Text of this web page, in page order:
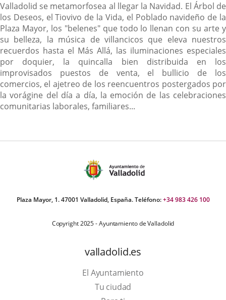
Valladolid se metamorfosea al llegar la Navidad. El Árbol de
los Deseos, el Tiovivo de la Vida, el Poblado navideño de la
Plaza Mayor, los "belenes" que todo lo llenan con su arte y
su belleza, la música de villancicos que eleva nuestros
recuerdos hasta el Más Allá, las iluminaciones especiales
por doquier, la quincalla bien distribuida en los
improvisados puestos de venta, el bullicio de los
comercios, el ajetreo de los reencuentros postergados por
la vorágine del día a día, la emoción de las celebraciones
comunitarias laborales, familiares...
Plaza Mayor, 1. 47001 Valladolid, España. Teléfono:+34 983 426 100
Copyright 2025 - Ayuntamiento de Valladolid
valladolid.es
El Ayuntamiento
Tu ciudad